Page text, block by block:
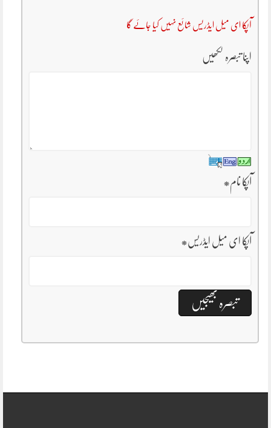
آپکا ای میل ایڈریس شائع نہیں کیا جائے گا
اپنا تبصرہ لکھیں
آپکا نام*
آپکا ای میل ایڈریس*